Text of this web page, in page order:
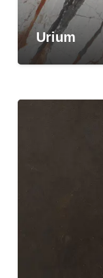
Urium